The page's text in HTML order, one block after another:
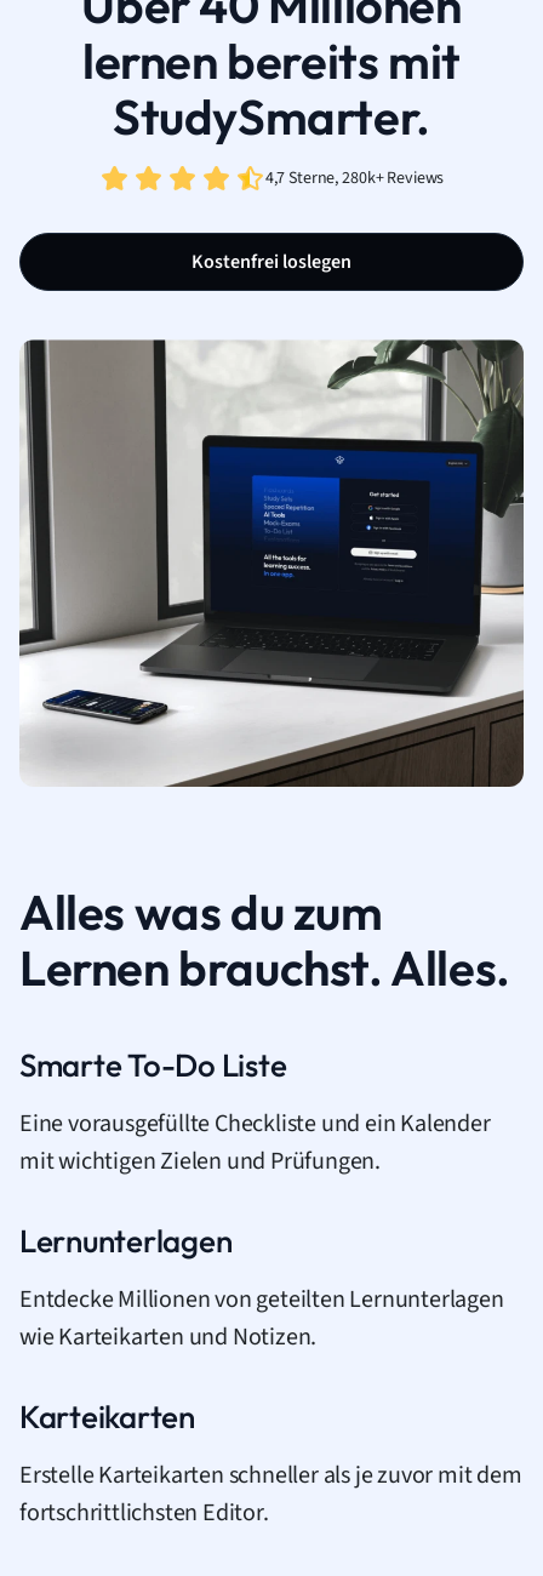
lernen bereits mit
StudySmarter.
4,7 Sterne, 280k+ Reviews
Kostenfrei loslegen
Alles was du zum
Lernen brauchst. Alles.
Smarte To-Do Liste
Eine vorausgefüllte Checkliste und ein Kalender
mit wichtigen Zielen und Prüfungen.
Lernunterlagen
Entdecke Millionen von geteilten Lernunterlagen
wie Karteikarten und Notizen.
Karteikarten
Erstelle Karteikarten schneller als je zuvor mit dem
fortschrittlichsten Editor.